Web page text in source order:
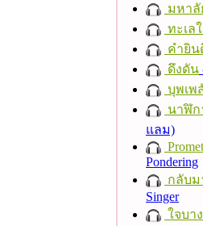
มหาลั
ทะเล
คำยิน
ดึงดัน
บุพเพ
นาฬิก
แลม)
Pondering
กลับม
Singer
ใจบาง